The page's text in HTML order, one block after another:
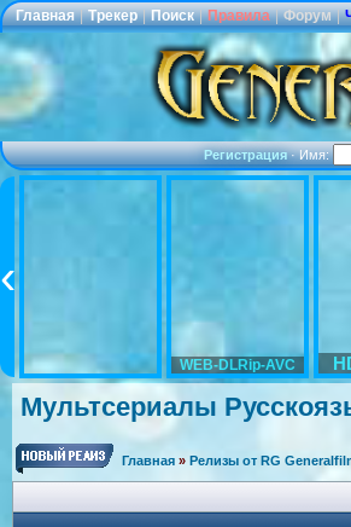
Главная | Трекер | Поиск | Правила | Форум |
Регистрация·Имя:
WEB-DLRip-AVC
Мультсериалы
Главная » Релизы от RG